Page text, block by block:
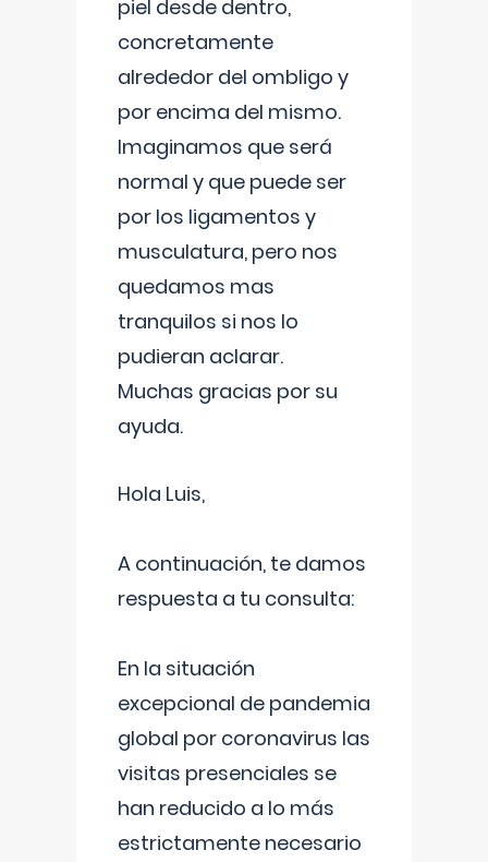
piel desde dentro,
concretamente
alrededor del ombligo y
por encima del mismo.
Imaginamos que será
normal y que puede ser
por los ligamentos y
musculatura, pero nos
quedamos mas
tranquilos si nos lo
pudieran aclarar.
Muchas gracias por su
ayuda.
Hola Luis,
A continuación, te damos
respuesta a tu consulta:
En la situación
excepcional de pandemia
global por coronavirus las
visitas presenciales se
han reducido a lo más
estrictamente necesario